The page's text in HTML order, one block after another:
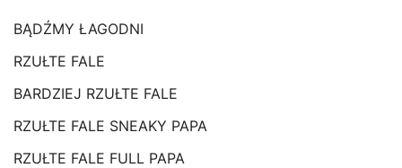
BĄDŹMY ŁAGODNI
RZUŁTE FALE
BARDZIEJ RZUŁTE FALE
RZUŁTE FALE SNEAKY PAPA
RZUŁTE FALE FULL PAPA